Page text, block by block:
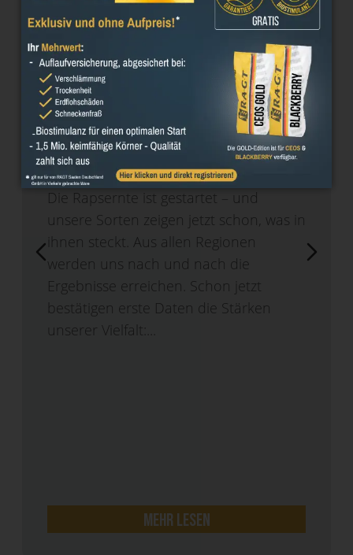
27/07/2026
Raps-Ergebnisse 2026
Die Rapsernte ist gestartet – und
unsere Sorten zeigen jetzt schon, was in
ihnen steckt. Aus allen Regionen
werden uns nach und nach die
Ergebnisse erreichen. Schon jetzt
bestätigen erste Daten die Stärken
unserer Vielfalt:...
mehr lesen